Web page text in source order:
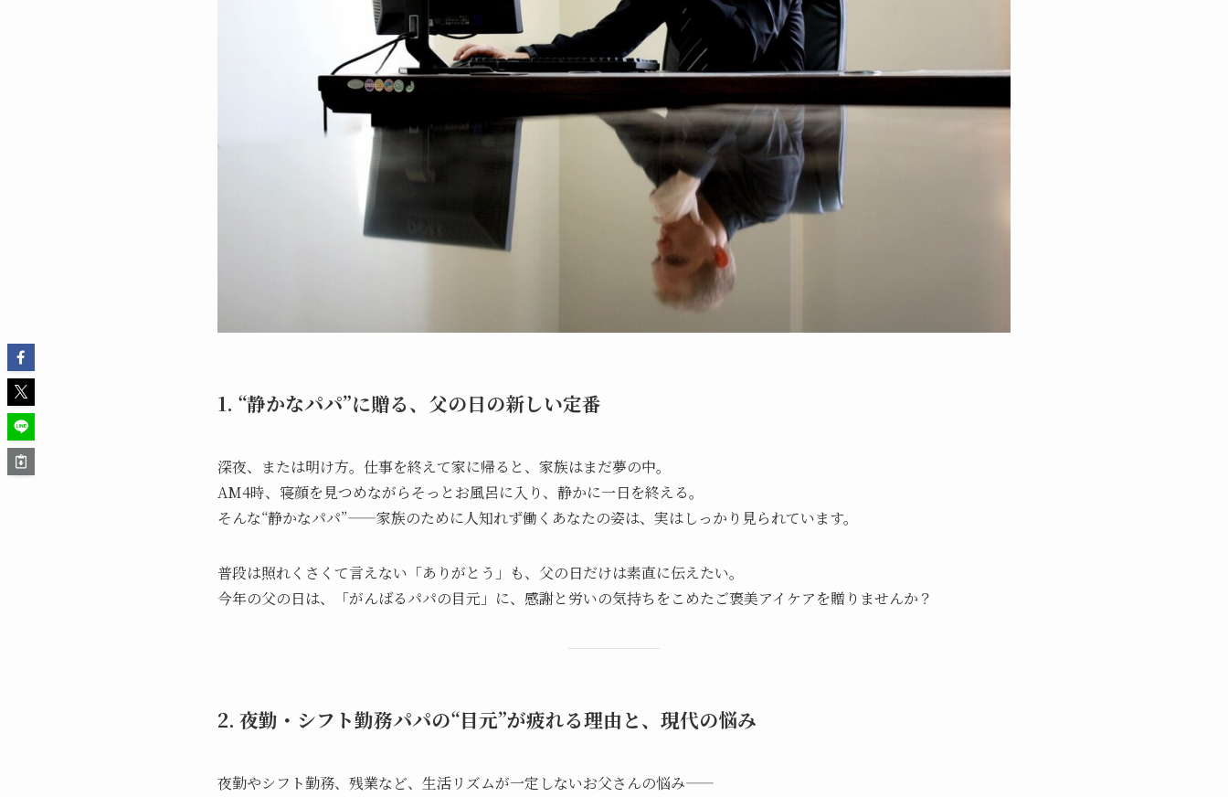
1. “静かなパパ”に贈る、父の日の新しい定番
深夜、または明け方。仕事を終えて家に帰ると、家族はまだ夢の中。
AM4時、寝顔を見つめながらそっとお風呂に入り、静かに一日を終える。
そんな“静かなパパ”——家族のために人知れず働くあなたの姿は、実はしっかり見られています。
普段は照れくさくて言えない「ありがとう」も、父の日だけは素直に伝えたい。
今年の父の日は、「がんばるパパの目元」に、感謝と労いの気持ちをこめたご褒美アイケアを贈りませんか？
2. 夜勤・シフト勤務パパの“目元”が疲れる理由と、現代の悩み
夜勤やシフト勤務、残業など、生活リズムが一定しないお父さんの悩み——